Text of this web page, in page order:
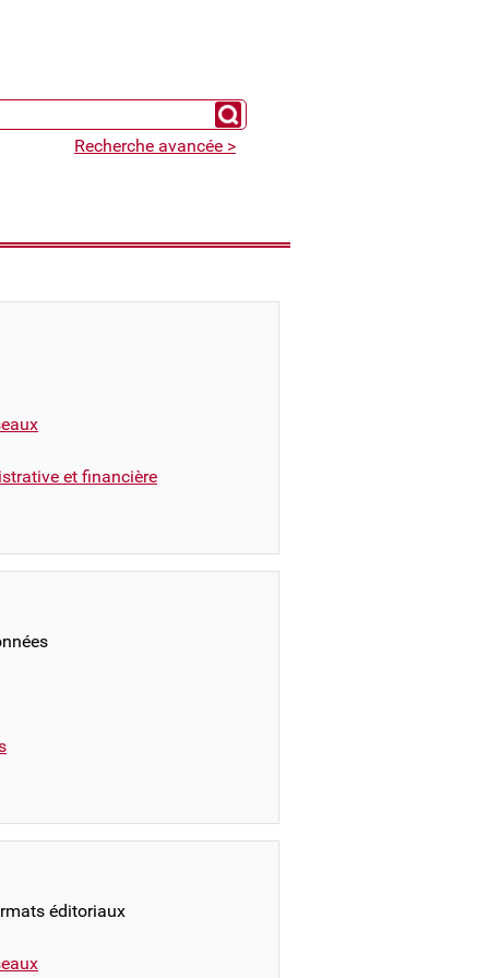
Chercher un expert
Recherche avancée >
et financière
éditoriaux